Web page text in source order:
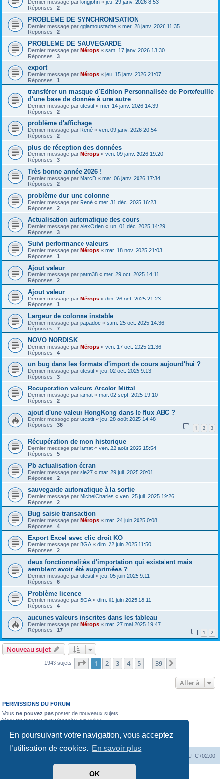
En poursuivant votre navigation, vous acceptez
l’utilisation de cookies. En savoir plus
OK
Dernier message par longjohn « jeu. 29 janv. 2026 8:53
Réponses : 2
PROBLEME DE SYNCHRONISATION
Dernier message par gglamoustache « mer. 28 janv. 2026 11:35
Réponses : 2
PROBLEME DE SAUVEGARDE
Dernier message par Mérops « sam. 17 janv. 2026 13:30
Réponses : 3
export
Dernier message par Mérops « jeu. 15 janv. 2026 21:07
Réponses : 1
transférer un masque d'Edition Personnalisée de Portefeuille
d'une base de donnée à une autre
Dernier message par utestit « mer. 14 janv. 2026 14:39
Réponses : 2
problème d'affichage
Dernier message par René « ven. 09 janv. 2026 20:54
Réponses : 2
plus de réception des données
Dernier message par Mérops « ven. 09 janv. 2026 19:20
Réponses : 3
Très bonne année 2026 !
Dernier message par MarcD « mar. 06 janv. 2026 17:34
Réponses : 2
problème dur une colonne
Dernier message par René « mer. 31 déc. 2025 16:23
Réponses : 2
Actualisation automatique des cours
Dernier message par AlexOrien « lun. 01 déc. 2025 14:29
Réponses : 3
Suivi performance valeurs
Dernier message par Mérops « mar. 18 nov. 2025 21:03
Réponses : 1
Ajout valeur
Dernier message par patm38 « mer. 29 oct. 2025 14:11
Réponses : 2
Ajout valeur
Dernier message par Mérops « dim. 26 oct. 2025 21:23
Réponses : 1
Largeur de colonne instable
Dernier message par papadoc « sam. 25 oct. 2025 14:36
Réponses : 7
NOVO NORDISK
Dernier message par Mérops « ven. 17 oct. 2025 21:36
Réponses : 4
un bug dans les formats d'import de cours aujourd'hui ?
Dernier message par utestit « jeu. 02 oct. 2025 9:13
Réponses : 3
Recuperation valeurs Arcelor Mittal
Dernier message par iamat « mar. 02 sept. 2025 19:10
Réponses : 2
ajout d'une valeur HongKong dans le flux ABC ?
Dernier message par utestit « jeu. 28 août 2025 14:48
Réponses : 36 1 2 3
Récupération de mon historique
Dernier message par iamat « ven. 22 août 2025 15:54
Réponses : 5
Pb actualisation écran
Dernier message par sle27 « mar. 29 juil. 2025 20:01
Réponses : 2
sauvegarde automatique à la sortie
Dernier message par MichelCharles « ven. 25 juil. 2025 19:26
Réponses : 2
Bug saisie transaction
Dernier message par Mérops « mar. 24 juin 2025 0:08
Réponses : 4
Export Excel avec clic droit KO
Dernier message par BGA « dim. 22 juin 2025 11:50
Réponses : 2
deux fonctionnalités d'importation qui existaient mais
semblent avoir été supprimées ?
Dernier message par utestit « jeu. 05 juin 2025 9:11
Réponses : 6
Problème licence
Dernier message par BGA « dim. 01 juin 2025 18:11
Réponses : 4
aucunes valeurs inscrites dans les tableau
Dernier message par Mérops « mar. 27 mai 2025 19:47
Réponses : 17 1 2
Nouveau sujet
1943 sujets Page 1sur39
1 2 3 4 5 39
Aller à
PERMISSIONS DU FORUM
Vous ne pouvez pas poster de nouveaux sujets
Vousne pouvez pasrépondre aux sujets
Vousne pouvez passupprimer vos messages
ne pouvez pas joindre des fichiers
UTC+02:00
phpBB ® Forum Software © phpBB Limited